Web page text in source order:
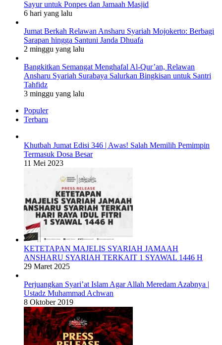
Sayur untuk Ponpes dan Jamaah Masjid
6 hari yang lalu
Jumat Berkah Relawan Ansharu Syariah Mojokerto: Berbagi
Sarapan hingga Santuni Janda Dhuafa
2 minggu yang lalu
Bangkitkan Semangat Menghafal Al-Qur’an, Relawan
Ansharu Syariah Surabaya Salurkan Bingkisan untuk Santri
Tahfidz
3 minggu yang lalu
Populer
Terbaru
Khutbah Jumat Edisi 346 | Awas! Salah Memilih Pemimpin
Termasuk Dosa Besar
11 Mei 2023
KETETAPAN MAJELIS SYARIAH JAMAAH
ANSHARU SYARIAH TERKAIT 1 SYAWAL 1446 H
29 Maret 2025
Perjuangkan Syari’at Islam Agar Allah Meredam Azabnya |
Ustadz Muhammad Achwan
8 Oktober 2019